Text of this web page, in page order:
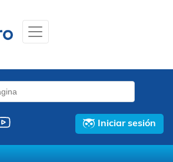
Iniciar sesión